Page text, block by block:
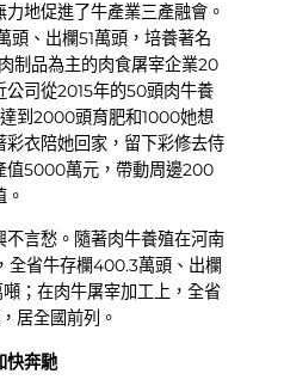
地促進了牛產業三產融會。
頭、出欄51萬頭，培養著名
制品為主的肉食屠宰企業20
司從2015年的50頭肉牛養
到2000頭育肥和1000她想
衣陪她回家，留下彩修去侍
值5000萬元，帶動周邊200
不言愁。隨著肉牛養殖在河南
全省牛存欄400.3萬頭、出欄
；在肉牛屠宰加工上，全省
居全國前列。
奔馳